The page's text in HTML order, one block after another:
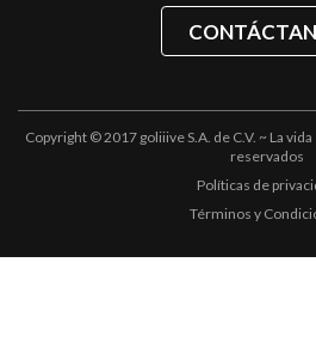
Copyright © 2017 goliiive S.A. de C.V. ~ La
reservados
Políticas de
Términos y